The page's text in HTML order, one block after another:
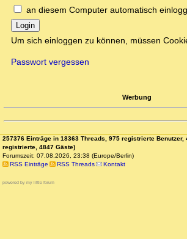
an diesem Computer automatisch
Login
Um sich einloggen zu können, müssen
Passwort vergessen
Werbung
257376 Einträge in 18363 Threads, 975 registrierte Benutzer,
registrierte, 4847 Gäste)
Forumszeit: 07.08.2026, 23:38 (Europe/Berlin)
RSS Einträge
RSS Threads Kontakt
powered by my little forum